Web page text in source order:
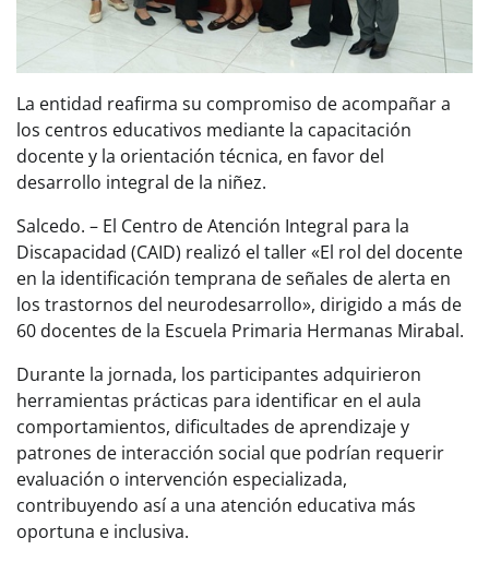
La entidad reafirma su compromiso de acompañar a
los centros educativos mediante la capacitación
docente y la orientación técnica, en favor del
desarrollo integral de la niñez.
Salcedo. – El Centro de Atención Integral para la
Discapacidad (CAID) realizó el taller «El rol del docente
en la identificación temprana de señales de alerta en
los trastornos del neurodesarrollo», dirigido a más de
60 docentes de la Escuela Primaria Hermanas Mirabal.
Durante la jornada, los participantes adquirieron
herramientas prácticas para identificar en el aula
comportamientos, dificultades de aprendizaje y
patrones de interacción social que podrían requerir
evaluación o intervención especializada,
contribuyendo así a una atención educativa más
oportuna e inclusiva.